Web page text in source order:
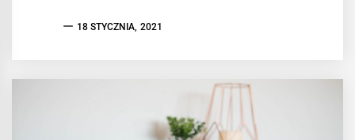
18 STYCZNIA, 2021